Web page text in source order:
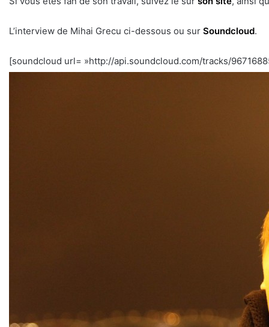
L’interview de Mihai Grecu ci-dessous ou sur Soundcloud.
[soundcloud url= »http://api.soundcloud.com/tracks/